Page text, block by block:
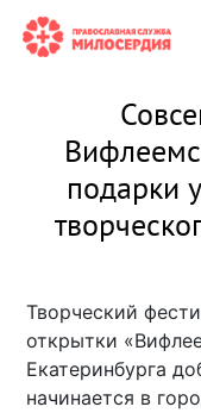
подарки
Творческий
открытки
Екатеринбурга
начинается в